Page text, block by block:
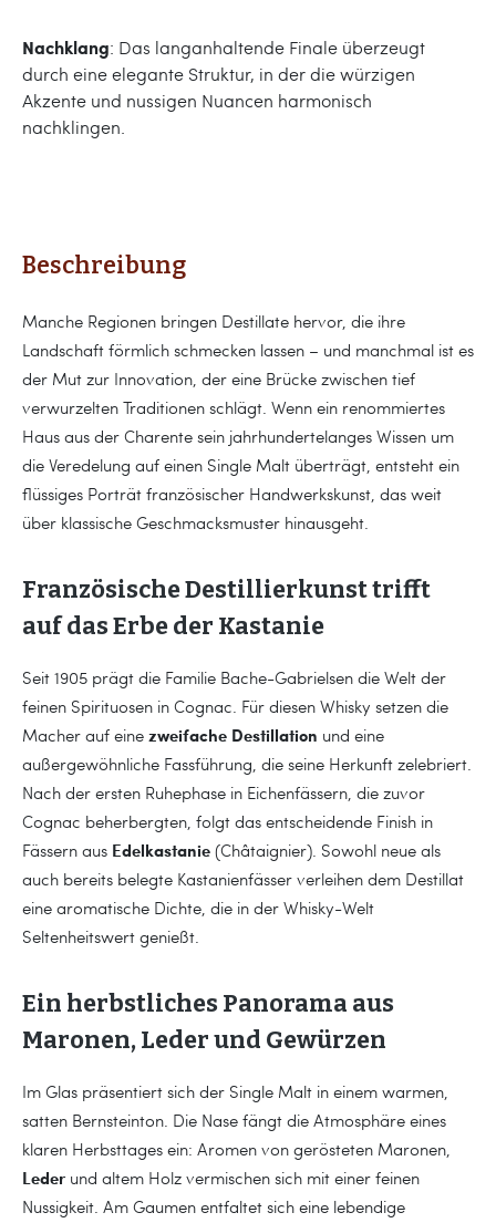
Nachklang: Das langanhaltende Finale überzeugt
durch eine elegante Struktur, in der die würzigen
Akzente und nussigen Nuancen harmonisch
nachklingen.
Beschreibung
Manche Regionen bringen Destillate hervor, die ihre
Landschaft förmlich schmecken lassen – und manchmal ist es
der Mut zur Innovation, der eine Brücke zwischen tief
verwurzelten Traditionen schlägt. Wenn ein renommiertes
Haus aus der Charente sein jahrhundertelanges Wissen um
die Veredelung auf einen Single Malt überträgt, entsteht ein
flüssiges Porträt französischer Handwerkskunst, das weit
über klassische Geschmacksmuster hinausgeht.
Französische Destillierkunst trifft
auf das Erbe der Kastanie
Seit 1905 prägt die Familie Bache-Gabrielsen die Welt der
feinen Spirituosen in Cognac. Für diesen Whisky setzen die
Macher auf eine zweifache Destillation und eine
außergewöhnliche Fassführung, die seine Herkunft zelebriert.
Nach der ersten Ruhephase in Eichenfässern, die zuvor
Cognac beherbergten, folgt das entscheidende Finish in
Fässern aus Edelkastanie (Châtaignier). Sowohl neue als
auch bereits belegte Kastanienfässer verleihen dem Destillat
eine aromatische Dichte, die in der Whisky-Welt
Seltenheitswert genießt.
Ein herbstliches Panorama aus
Maronen, Leder und Gewürzen
Im Glas präsentiert sich der Single Malt in einem warmen,
satten Bernsteinton. Die Nase fängt die Atmosphäre eines
klaren Herbsttages ein: Aromen von gerösteten Maronen,
Leder und altem Holz vermischen sich mit einer feinen
Nussigkeit. Am Gaumen entfaltet sich eine lebendige